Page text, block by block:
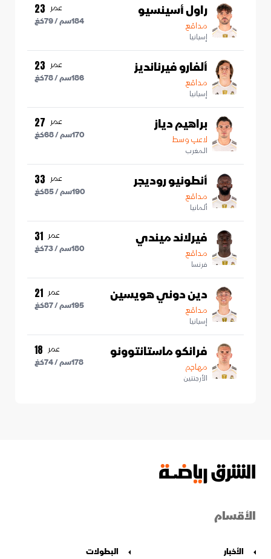
راول أسينسيو
مدافع
إسبانيا
عمر 23
184سم /79كغ
ألفارو فيرنانديز
مدافع
إسبانيا
عمر 23
186سم /78كغ
براهيم دياز
لاعب وسط
المغرب
عمر 27
170سم /68كغ
أنطونيو روديجر
مدافع
ألمانيا
عمر 33
190سم /85كغ
فيرلاند ميندي
مدافع
فرنسا
عمر 31
180سم /73كغ
دين دوني هويسين
مدافع
إسبانيا
عمر 21
195سم /87كغ
فرانكو ماستانتوونو
مهاجم
الأرجنتين
عمر 18
178سم /74كغ
الأقسام
الأخبار
البطولات